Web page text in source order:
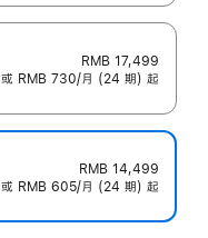
RMB 17,499
或 RMB 730/月 (24 期) 起
RMB 14,499
或 RMB 605/月 (24 期) 起